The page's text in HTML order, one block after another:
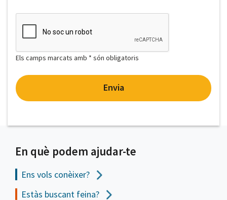
Els camps marcats amb * són obligatoris
Envia
En què podem ajudar-te
Ens vols conèixer?
Estàs buscant feina?